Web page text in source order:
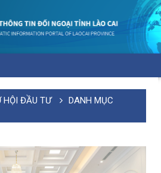
HỘI ĐẦU TƯ
DANH MỤC